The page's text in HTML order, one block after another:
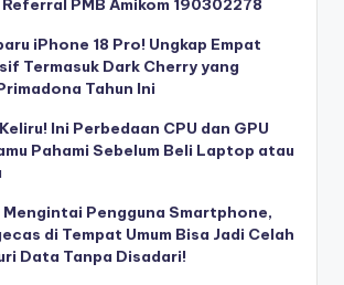
PMB Amikom 190302278
iPhone 18 Pro! Ungkap Empat
Termasuk Dark Cherry yang
Tahun Ini
Ini Perbedaan CPU dan GPU
Pahami Sebelum Beli Laptop atau
Mengintai Pengguna Smartphone,
di Tempat Umum Bisa Jadi Celah
Data Tanpa Disadari!